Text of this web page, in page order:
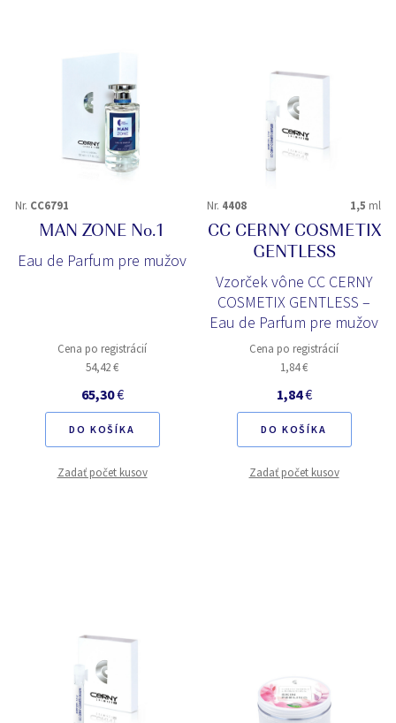
Nr. CC6791
MAN ZONE No.1
Eau de Parfum pre mužov
Cena po registrácií
54,42 €
65,30€
DO KOŠÍKA
Zadať počet kusov
Nr. 4408 1,5 ml
CC CERNY COSMETIX
GENTLESS
Vzorček vône CC CERNY
COSMETIX GENTLESS –
Eau de Parfum pre mužov
Cena po registrácií
1,84 €
1,84€
DO KOŠÍKA
Zadať počet kusov